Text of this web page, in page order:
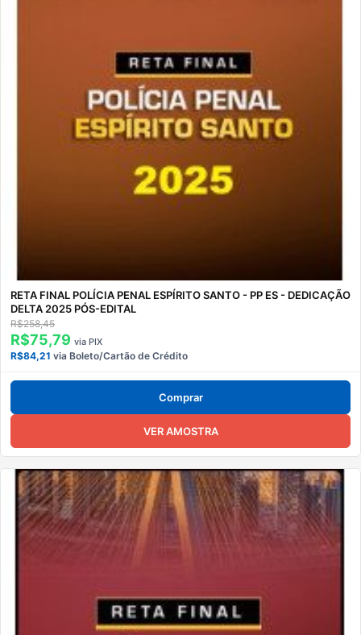
RETA FINAL POLÍCIA PENAL ESPÍRITO SANTO - PP ES - DEDICAÇÃO
DELTA 2025 PÓS-EDITAL
R$258,45
R$75,79 via PIX
R$84,21 via Boleto/Cartão de Crédito
Comprar
VER AMOSTRA